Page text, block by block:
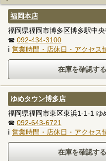
福岡本店
福岡県福岡市博多区博多駅中
☎ 092-434-3100
ℹ 営業時間・店休日・アクセス
ゆめタウン博多店
福岡県福岡市東区東浜1-1-1 ゆ
☎ 092-643-6721
ℹ 営業時間・店休日・アクセス